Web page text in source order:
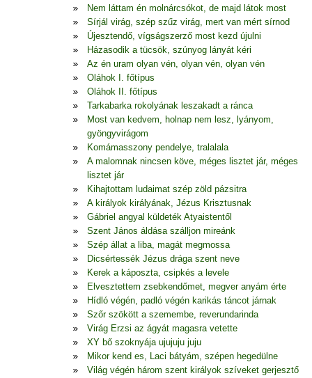
Nem láttam én molnárcsókot, de majd látok most
Sírjál virág, szép szűz virág, mert van mért sírnod
Újesztendő, vígságszerző most kezd újulni
Házasodik a tücsök, szúnyog lányát kéri
Az én uram olyan vén, olyan vén, olyan vén
Oláhok I. főtípus
Oláhok II. főtípus
Tarkabarka rokolyának leszakadt a ránca
Most van kedvem, holnap nem lesz, lyányom,
gyöngyvirágom
Komámasszony pendelye, tralalala
A malomnak nincsen köve, méges lisztet jár, méges
lisztet jár
Kihajtottam ludaimat szép zöld pázsitra
A királyok királyának, Jézus Krisztusnak
Gábriel angyal küldeték Atyaistentől
Szent János áldása szálljon mireánk
Szép állat a liba, magát megmossa
Dicsértessék Jézus drága szent neve
Kerek a káposzta, csipkés a levele
Elvesztettem zsebkendőmet, megver anyám érte
Hídló végén, padló végén karikás táncot járnak
Szőr szökött a szemembe, reverundarinda
Virág Erzsi az ágyát magasra vetette
XY bő szoknyája ujujuju juju
Mikor kend es, Laci bátyám, szépen hegedülne
Világ végén három szent királyok szíveket gerjesztő